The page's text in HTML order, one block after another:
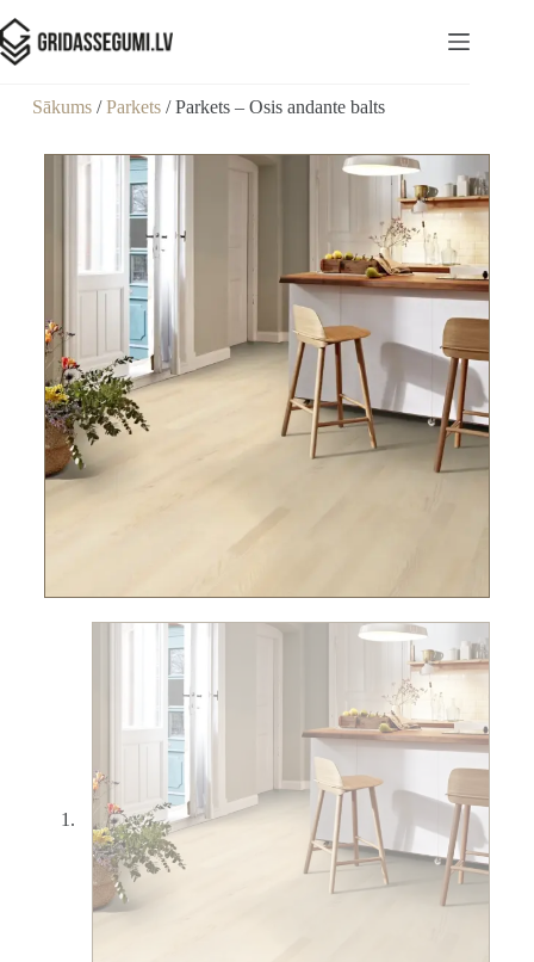
Sākums/Parkets/ Parkets – Osis andante balts